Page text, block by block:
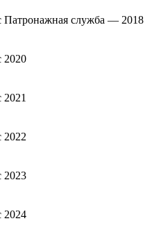
Патронажная служба — 2018
2020
2022
2023
2024